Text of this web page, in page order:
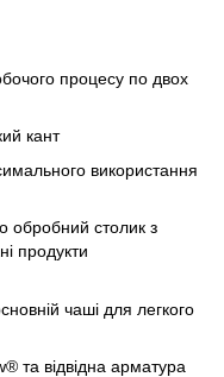
процесу по двох
кант
використання
обробний столик з
продукти
чаші для легкого
та відвідна арматура